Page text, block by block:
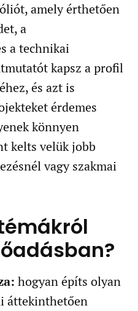
amely érthetően
a
a technikai
kapsz a profil
és azt is
érdemes
könnyen
kelts velük jobb
vagy szakmai
hogyan építs olyan
áttekinthetően